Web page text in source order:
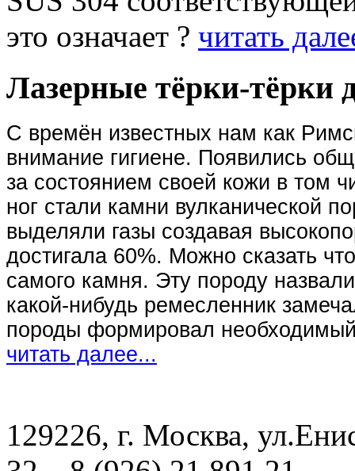
это означает ? читать
Лазерные тёрки-тёрки
С времён известных нам как
внимание гигиене. Появились
за состоянием своей кожи в том
ног стали камни вулканической
выделяли газы создавая
достигала 60%. Можно сказать
самого камня. Эту породу
какой-нибудь ремесленник
породы формировал
читать далее...
129226, г. Москва,